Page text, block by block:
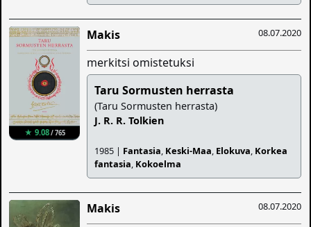
★ 9.08/ 765
08.07.2020
Makis
merkitsi omistetuksi
Taru Sormusten herrasta
(Taru Sormusten herrasta)
J. R. R. Tolkien
1985 | Fantasia, Keski-Maa, Elokuva, Korkea
fantasia, Kokoelma
08.07.2020
Makis